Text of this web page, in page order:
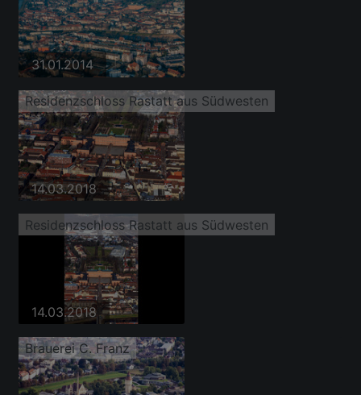
31.01.2014
Residenzschloss Rastatt aus Südwesten
14.03.2018
Residenzschloss Rastatt aus Südwesten
14.03.2018
Brauerei C. Franz